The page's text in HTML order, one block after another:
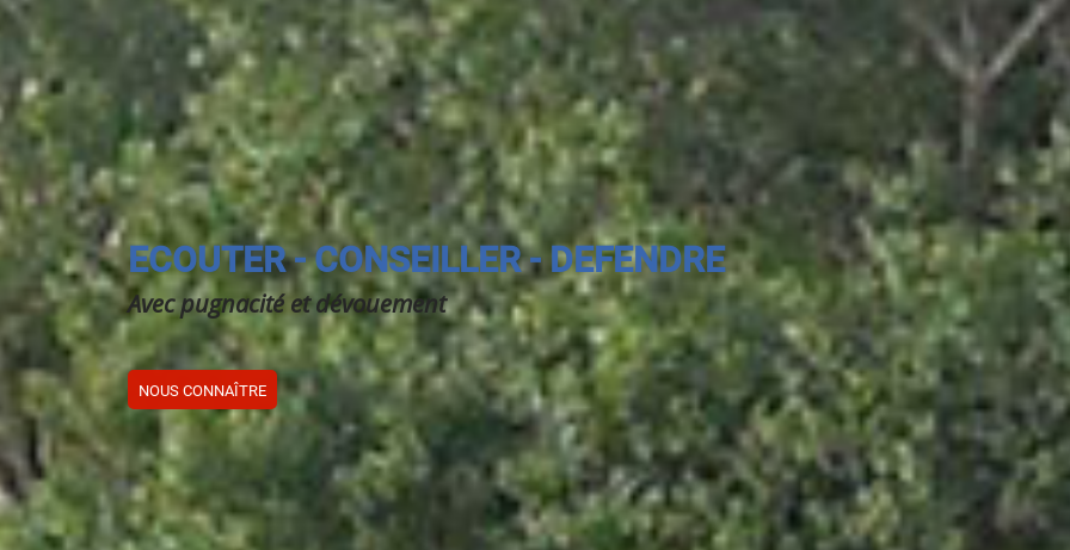
ECOUTER - CONSEILLER - DEFENDRE
Avec pugnacité et dévouement
NOUS CONNAÎTRE